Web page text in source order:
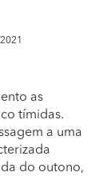
as
tímidas.
a uma
do outono,